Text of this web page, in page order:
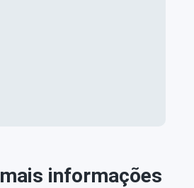
mais informações